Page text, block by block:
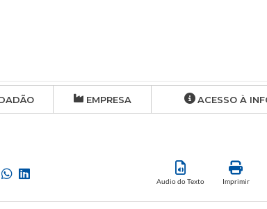
EMPRESA ACESSO À
Audio do Texto Imprimir